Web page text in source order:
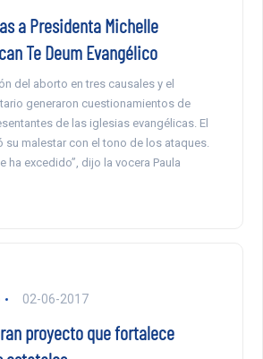
a Presidenta Michelle
Te Deum Evangélico
del aborto en tres causales y el
generaron cuestionamientos de
de las iglesias evangélicas. El
su malestar con el tono de los ataques.
ha excedido”, dijo la vocera Paula
02-06-2017
proyecto que fortalece